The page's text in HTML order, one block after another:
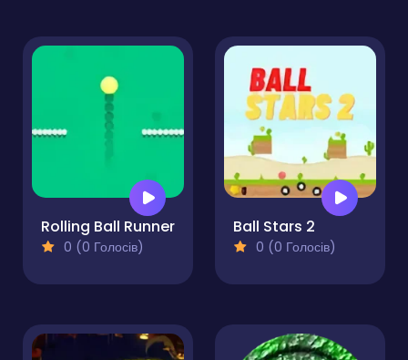
Rolling Ball Runner
0 (0 Голосів)
Ball Stars 2
0 (0 Голосів)